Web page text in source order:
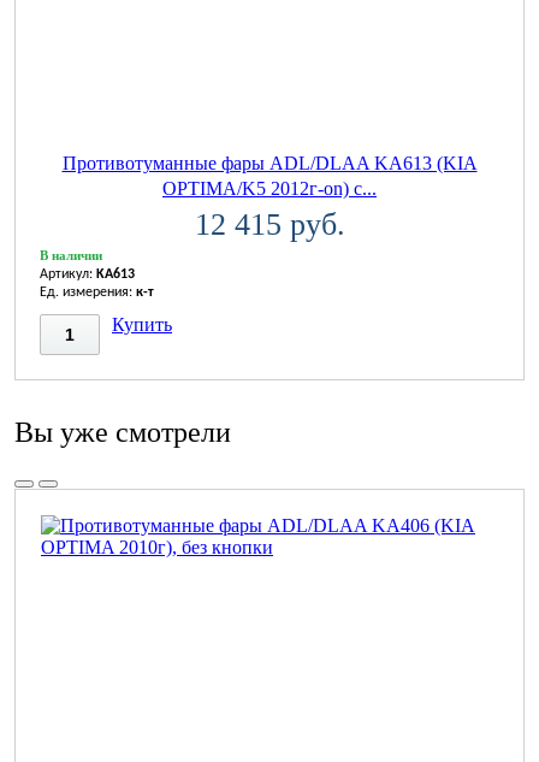
Противотуманные фары ADL/DLAA KA613 (KIA
OPTIMA/K5 2012г-on) с...
12 415 руб.
В наличии
Артикул: KA613
Ед. измерения: к-т
Купить
Вы уже смотрели